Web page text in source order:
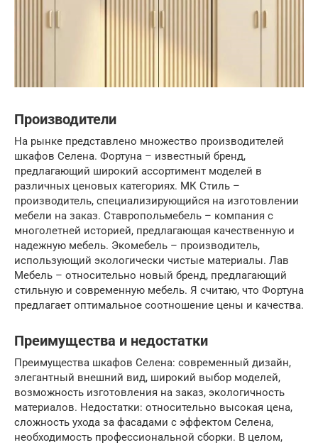
Производители
На рынке представлено множество производителей
шкафов Селена. Фортуна – известный бренд,
предлагающий широкий ассортимент моделей в
различных ценовых категориях. МК Стиль –
производитель, специализирующийся на изготовлении
мебели на заказ. Ставропольмебель – компания с
многолетней историей, предлагающая качественную и
надежную мебель. Экомебель – производитель,
использующий экологически чистые материалы. Лав
Мебель – относительно новый бренд, предлагающий
стильную и современную мебель. Я считаю, что Фортуна
предлагает оптимальное соотношение цены и качества.
Преимущества и недостатки
Преимущества шкафов Селена: современный дизайн,
элегантный внешний вид, широкий выбор моделей,
возможность изготовления на заказ, экологичность
материалов. Недостатки: относительно высокая цена,
сложность ухода за фасадами с эффектом Селена,
необходимость профессиональной сборки. В целом,